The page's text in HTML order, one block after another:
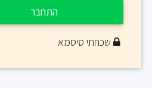
התחבר
שכחתי סיסמא